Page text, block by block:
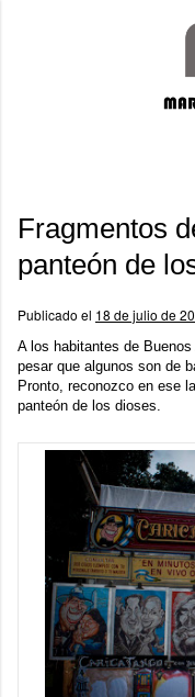
Fragmentos
panteón de
Publicado el 18 de julio de
A los habitantes de
pesar que algunos son de
Pronto, reconozco en ese
panteón de los dioses.